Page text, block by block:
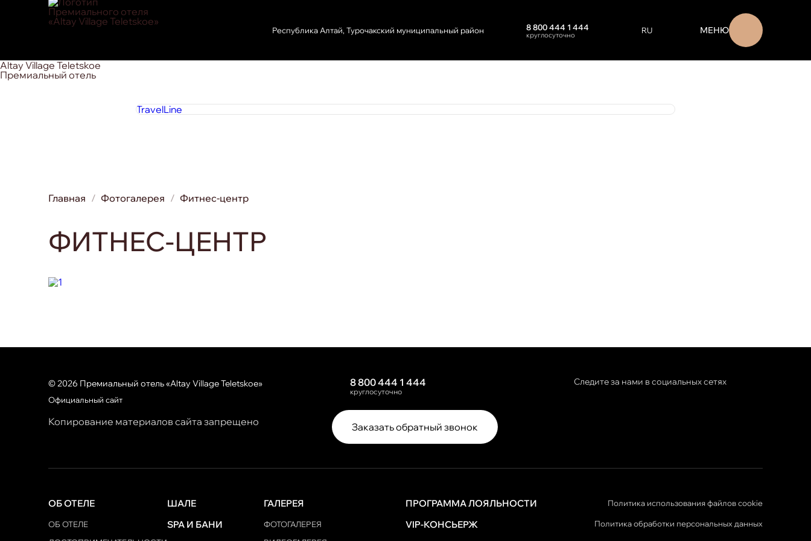
Altay Village Teletskoe
Премиальный отель
Республика Алтай, Турочакский муниципальный район 8 800 444 1 444
круглосуточно RU МЕНЮ
TravelLine
Главная Фотогалерея Фитнес-центр
ФИТНЕС-ЦЕНТР
© 2026 Премиальный отель «Altay Village Teletskoe»
Официальный сайт
Копирование материалов сайта запрещено
8 800 444 1 444
круглосуточно
Заказать обратный звонок
Следите за нами в социальных сетях
ОБ ОТЕЛЕ
ОБ ОТЕЛЕ
ШАЛЕ
SPA И БАНИ
ГАЛЕРЕЯ
ФОТОГАЛЕРЕЯ
ПРОГРАММА ЛОЯЛЬНОСТИ
VIP-КОНСЬЕРЖ
Политика использования файлов cookie
Политика обработки персональных данных